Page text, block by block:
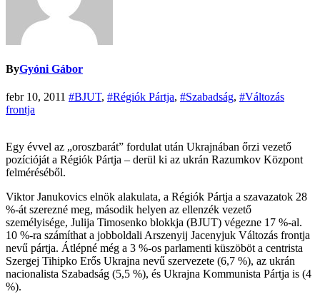
ByGyóni Gábor
febr 10, 2011 #BJUT, #Régiók Pártja, #Szabadság, #Változás
frontja
Egy évvel az „oroszbarát” fordulat után Ukrajnában őrzi vezető
pozícióját a Régiók Pártja – derül ki az ukrán Razumkov Központ
felméréséből.
Viktor Janukovics elnök alakulata, a Régiók Pártja a szavazatok 28
%-át szerezné meg, második helyen az ellenzék vezető
személyisége, Julija Timosenko blokkja (BJUT) végezne 17 %-al.
10 %-ra számíthat a jobboldali Arszenyij Jacenyjuk Változás frontja
nevű pártja. Átlépné még a 3 %-os parlamenti küszöböt a centrista
Szergej Tihipko Erős Ukrajna nevű szervezete (6,7 %), az ukrán
nacionalista Szabadság (5,5 %), és Ukrajna Kommunista Pártja is (4
%).